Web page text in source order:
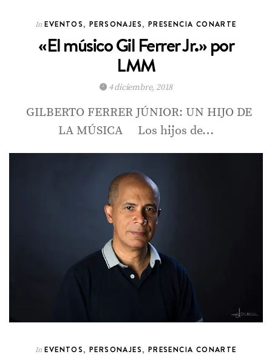
In EVENTOS, PERSONAJES, PRESENCIA CONARTE
«El músico Gil Ferrer Jr.» por
LMM
4 diciembre, 2018
GILBERTO FERRER JÚNIOR: UN HIJO DE
LA MÚSICA Los hijos de…
In EVENTOS, PERSONAJES, PRESENCIA CONARTE